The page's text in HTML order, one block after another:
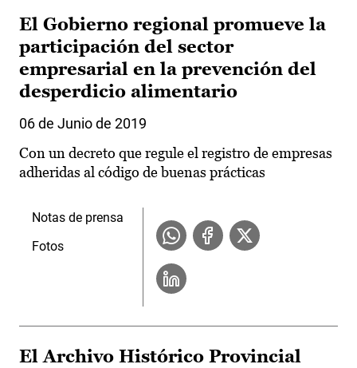
El Gobierno regional promueve la
participación del sector
empresarial en la prevención del
desperdicio alimentario
06 de Junio de 2019
Con un decreto que regule el registro de empresas
adheridas al código de buenas prácticas
Notas de prensa
Fotos
El Archivo Histórico Provincial